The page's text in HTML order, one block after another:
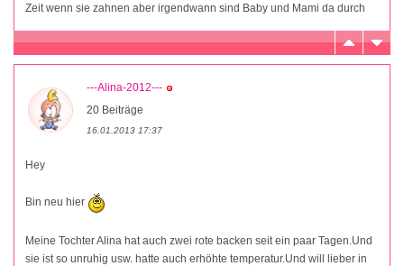
Zeit wenn sie zahnen aber irgendwann sind Baby und Mami da durch
---Alina-2012---
20 Beiträge
16.01.2013 17:37
Hey
Bin neu hier
Meine Tochter Alina hat auch zwei rote backen seit ein paar Tagen.Und
sie ist so unruhig usw. hatte auch erhöhte temperatur.Und will lieber in